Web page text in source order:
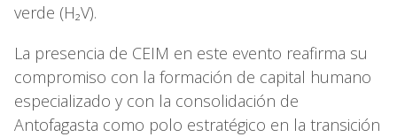
verde (H₂V).
La presencia de CEIM en este evento reafirma su
compromiso con la formación de capital humano
especializado y con la consolidación de
Antofagasta como polo estratégico en la transición